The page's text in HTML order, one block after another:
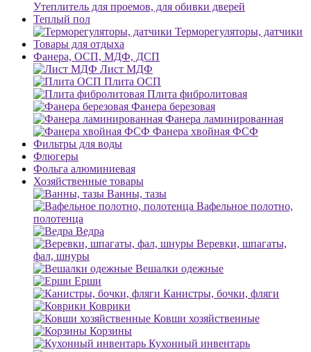
Утеплитель для проемов, для обивки дверей
Теплый пол
Терморегуляторы, датчики
Товары для отдыха
Фанера, ОСП, МДФ, ДСП
Лист МДФ
Плита ОСП
Плита фибролитовая
Фанера березовая
Фанера ламинированная
Фанера хвойная ФСФ
Фильтры для воды
Флюгеры
Фольга алюминиевая
Хозяйственные товары
Ванны, тазы
Вафельное полотно,
полотенца
Ведра
Веревки, шпагаты,
фал, шнуры
Вешалки одежные
Ерши
Канистры, бочки, фляги
Коврики
Ковши хозяйственные
Корзины
Кухонный инвентарь